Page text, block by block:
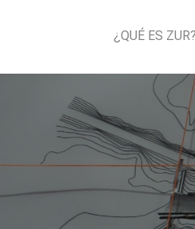
¿QUÉ ES ZUR?